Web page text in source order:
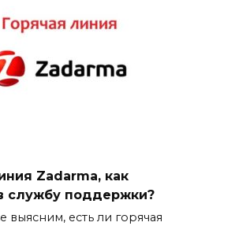
Zadarma, как
службу поддержки?
выясним, есть ли горячая